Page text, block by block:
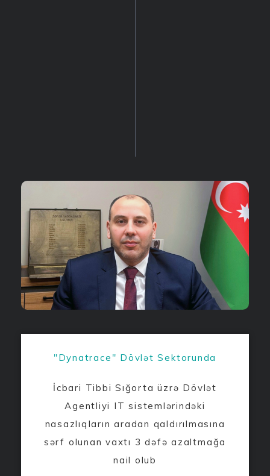
"Dynatrace" Dövlət Sektorunda
İcbari Tibbi Sığorta üzrə Dövlət
Agentliyi IT sistemlərindəki
nasazlıqların aradan qaldırılmasına
sərf olunan vaxtı 3 dəfə azaltmağa
nail olub